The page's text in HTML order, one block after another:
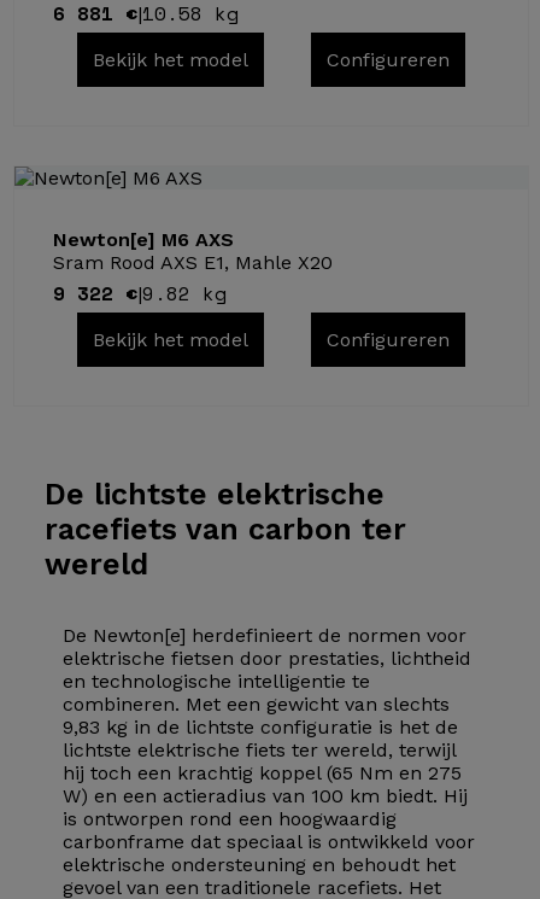
6 881 €|10.58 kg
Bekijk het model Configureren
Newton[e] M6 AXS
Sram Rood AXS E1, Mahle X20
9 322 €|9.82 kg
Bekijk het model Configureren
De lichtste elektrische
racefiets van carbon ter
wereld
De Newton[e] herdefinieert de normen voor
elektrische fietsen door prestaties, lichtheid
en technologische intelligentie te
combineren. Met een gewicht van slechts
9,83 kg in de lichtste configuratie is het de
lichtste elektrische fiets ter wereld, terwijl
hij toch een krachtig koppel (65 Nm en 275
W) en een actieradius van 100 km biedt. Hij
is ontworpen rond een hoogwaardig
carbonframe dat speciaal is ontwikkeld voor
elektrische ondersteuning en behoudt het
gevoel van een traditionele racefiets. Het